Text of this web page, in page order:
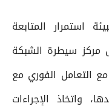
استمرار المتابعة
مركز سيطرة الشبكة
التعامل الفوري مع
واتخاذ الإجراءات